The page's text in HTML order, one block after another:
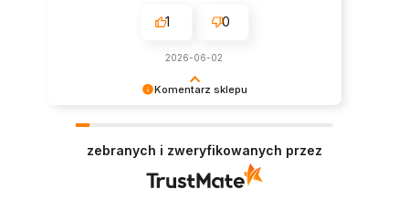
Komentarz sklepu
niezmiennie cieszyły oko. Pozdrawiamy :)
1 0
2026-06-02
zebranych i zweryfikowanych przez